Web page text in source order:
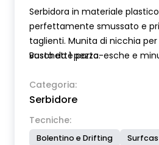
Serbidora in materiale
perfettamente smussato e
taglienti. Munita di nicchia
vaschette porta-esche e
importanti fanno di questa
proprio completo banco di
da riva che dalla barca.
Fornita completa di morsetto
Busta da 1 pezzo.
Categoria:
Serbidore
Tecniche:
Bolentino e Drifting